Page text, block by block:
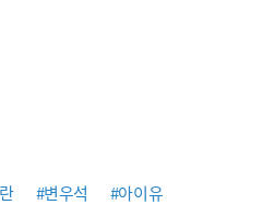
#변우석
#아이유